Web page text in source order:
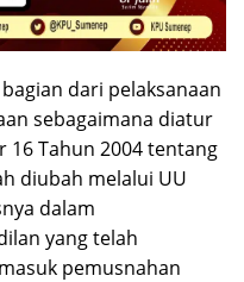
dari pelaksanaan
sebagaimana diatur
16 Tahun 2004 tentang
diubah melalui UU
dalam
yang telah
pemusnahan